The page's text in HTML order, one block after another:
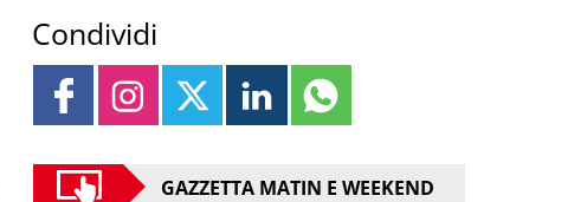
Condividi
GAZZETTA MATIN E WEEKEND